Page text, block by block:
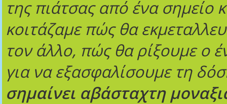
της πιάτσας από ένα σημείο
κοιτάζαμε πώς θα
τον άλλο, πώς θα ρίξουμε ο
για να εξασφαλίσουμε τη
σημαίνει αβάσταχτη